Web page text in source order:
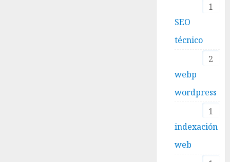
1
SEO
técnico
2
webp
wordpress
1
indexación
web